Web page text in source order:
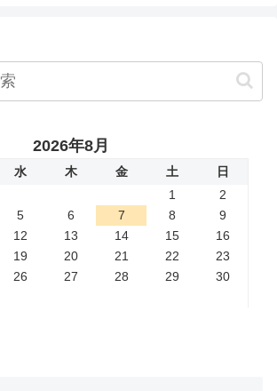
2026年8月
水 木 金 土
日
1
2
5 6 7 8
9
12 13 14 15
16
19 20 21 22
23
26 27 28 29
30